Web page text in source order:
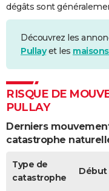
dégâts sont
Découvrez les
Pullayet les
RISQUE DE
PULLAY
Derniers
catastrophe
Type de
catastrophe
Début